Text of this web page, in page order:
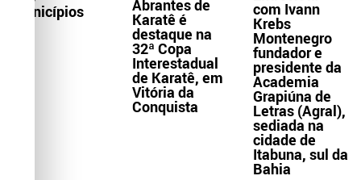
municípios Abrantes de
Karatê é
destaque na
32ª Copa
Interestadual
de Karatê, em
Vitória da
Conquista
com Ivann
Krebs
Montenegro
fundador e
presidente da
Academia
Grapiúna de
Letras (Agral),
sediada na
cidade de
Itabuna, sul da
Bahia